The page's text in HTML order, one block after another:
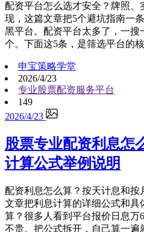
配资平台怎么选才安全？牌照、
现，这篇文章把5个避坑指南一
黑平台。配资平台太多了，一
个。下面这5条，是筛选平台的
申宝策略学堂
2026/4/23
专业股票配资服务平台
149
2026/4/23
股票专业配资利息怎
计算公式举例说明
配资利息怎么算？按天计息和
文章把利息计算的详细公式和具
算？很多人看到平台报价日息万
不贵。把公式拆开，自己算一